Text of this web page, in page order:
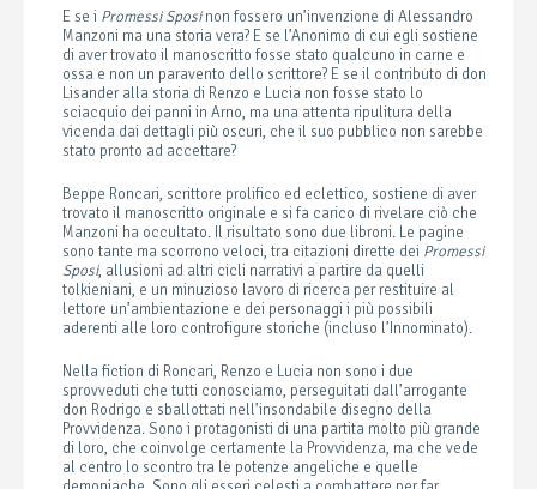
E se i Promessi Sposinon fossero un’invenzione di Alessandro
Manzoni ma una storia vera? E se l’Anonimo di cui egli sostiene
di aver trovato il manoscritto fosse stato qualcuno in carne e
ossa e non un paravento dello scrittore? E se il contributo di don
Lisander alla storia di Renzo e Lucia non fosse stato lo
sciacquio dei panni in Arno, ma una attenta ripulitura della
vicenda dai dettagli più oscuri, che il suo pubblico non sarebbe
stato pronto ad accettare?
Beppe Roncari, scrittore prolifico ed eclettico, sostiene di aver
trovato il manoscritto originale e si fa carico di rivelare ciò che
Manzoni ha occultato. Il risultato sono due libroni. Le pagine
sono tante ma scorrono veloci, tra citazioni dirette dei Promessi
Sposi, allusioni ad altri cicli narrativi a partire da quelli
tolkieniani, e un minuzioso lavoro di ricerca per restituire al
lettore un’ambientazione e dei personaggi i più possibili
aderenti alle loro controfigure storiche (incluso l’Innominato).
Nella fiction di Roncari, Renzo e Lucia non sono i due
sprovveduti che tutti conosciamo, perseguitati dall’arrogante
don Rodrigo e sballottati nell’insondabile disegno della
Provvidenza. Sono i protagonisti di una partita molto più grande
di loro, che coinvolge certamente la Provvidenza, ma che vede
al centro lo scontro tra le potenze angeliche e quelle